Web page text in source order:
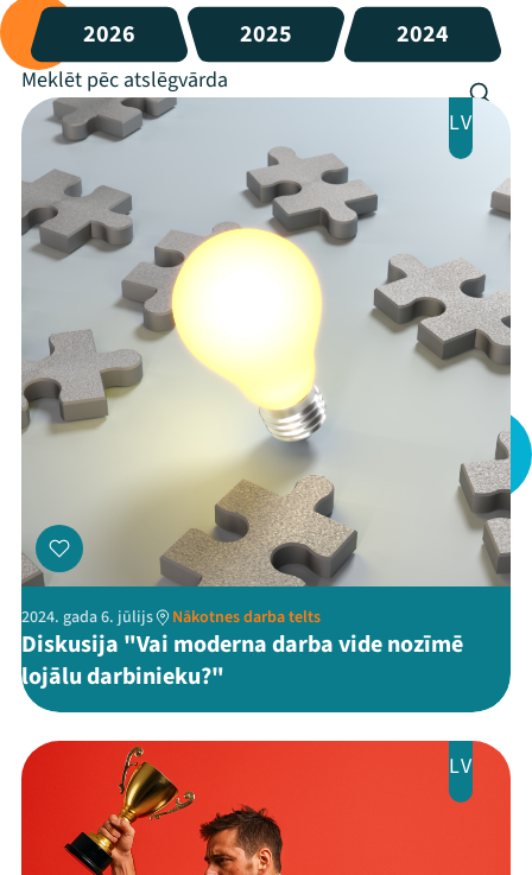
Mana programma
2026 2025 2024
LV
2024. gada 6. jūlijs Nākotnes darba telts
Diskusija "Vai moderna darba vide nozīmē
lojālu darbinieku?"
LV